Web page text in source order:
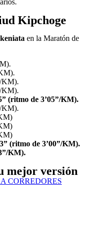
Kipchoge
en la Maratón de
KM).
KM).
(ritmo de 3’05”/KM).
KM).
(ritmo de 3’00”/KM).
KM).
mejor versión
CORREDORES